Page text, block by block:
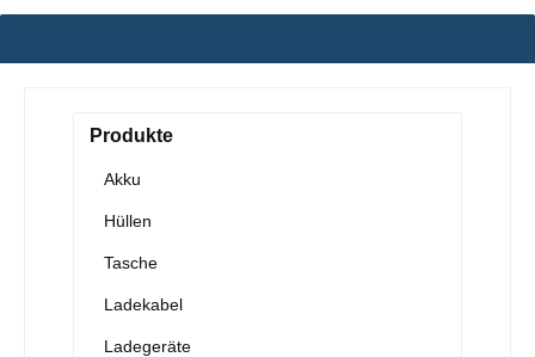
Produkte
Akku
Hüllen
Tasche
Ladekabel
Ladegeräte